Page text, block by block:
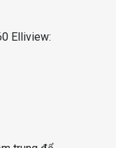
Elliview: